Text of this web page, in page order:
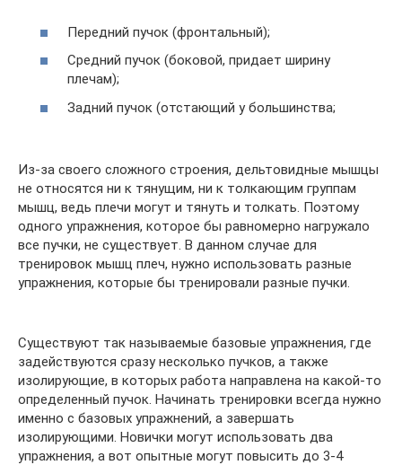
Передний пучок (фронтальный);
Средний пучок (боковой, придает ширину
плечам);
Задний пучок (отстающий у большинства;
Из-за своего сложного строения, дельтовидные мышцы
не относятся ни к тянущим, ни к толкающим группам
мышц, ведь плечи могут и тянуть и толкать. Поэтому
одного упражнения, которое бы равномерно нагружало
все пучки, не существует. В данном случае для
тренировок мышц плеч, нужно использовать разные
упражнения, которые бы тренировали разные пучки.
Существуют так называемые базовые упражнения, где
задействуются сразу несколько пучков, а также
изолирующие, в которых работа направлена на какой-то
определенный пучок. Начинать тренировки всегда нужно
именно с базовых упражнений, а завершать
изолирующими. Новички могут использовать два
упражнения, а вот опытные могут повысить до 3-4